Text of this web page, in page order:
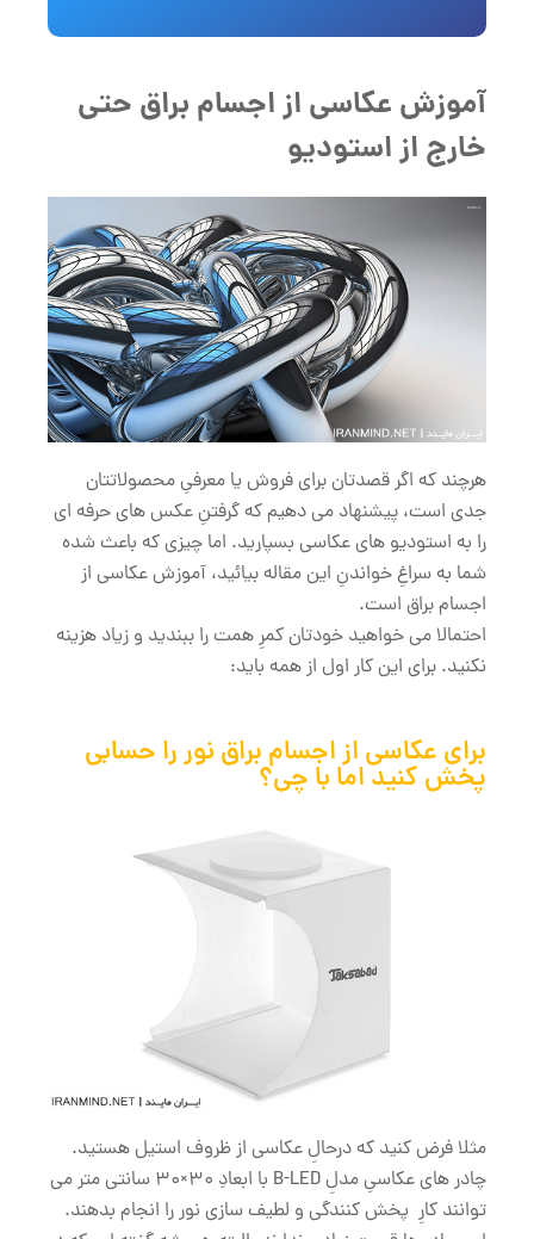
آموزش عکاسی از اجسام براق حتی
خارج از استودیو
هرچند که اگر قصدتان برای فروش یا معرفیِ محصولاتتان
جدی است، پیشنهاد می دهیم که گرفتنِ عکس های حرفه ای
را به استودیو های عکاسی بسپارید. اما چیزی که باعث شده
شما به سراغِ خواندنِ این مقاله بیائید، آموزش عکاسی از
اجسام براق است.
احتمالا می خواهید خودتان کمرِ همت را ببندید و زیاد هزینه
نکنید. برای این کار اول از همه باید:
برای عکاسی از اجسام براق نور را حسابی
پخش کنید اما با چی؟
مثلا فرض کنید که درحالِ عکاسی از ظروف استیل هستید.
چادر های عکاسیِ مدلِ B-LED با ابعادِ 30×30 سانتی متر می
توانند کارِ پخش کنندگی و لطیف سازی نور را انجام بدهند.